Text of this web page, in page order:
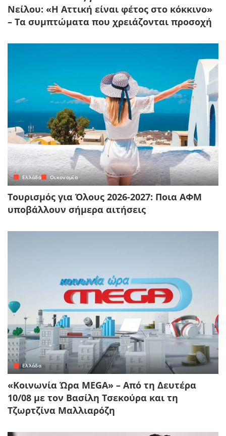
Νείλου: «Η Αττική είναι φέτος στο κόκκινο»
– Τα συμπτώματα που χρειάζονται προσοχή
Ελλάδα Οικονομία
Τουρισμός για Όλους 2026-2027: Ποια ΑΦΜ
υποβάλλουν σήμερα αιτήσεις
Ελλάδα
«Κοινωνία Ώρα MEGA» – Από τη Δευτέρα
10/08 με τον Βασίλη Τσεκούρα και τη
Τζωρτζίνα Μαλλιαρόζη